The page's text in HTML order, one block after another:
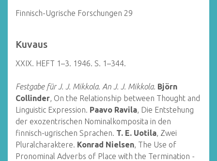
Finnisch-Ugrische Forschungen 29
Kuvaus
XXIX. HEFT 1–3. 1946. S. 1–344.
Festgabe für J. J. Mikkola. An J. J. Mikkola. Björn
Collinder, On the Relationship between Thought and
Linguistic Expression. Paavo Ravila, Die Entstehung
der exozentrischen Nominalkomposita in den
finnisch-ugrischen Sprachen. T. E. Uotila, Zwei
Pluralcharaktere. Konrad Nielsen, The Use of
Pronominal Adverbs of Place with the Termination -